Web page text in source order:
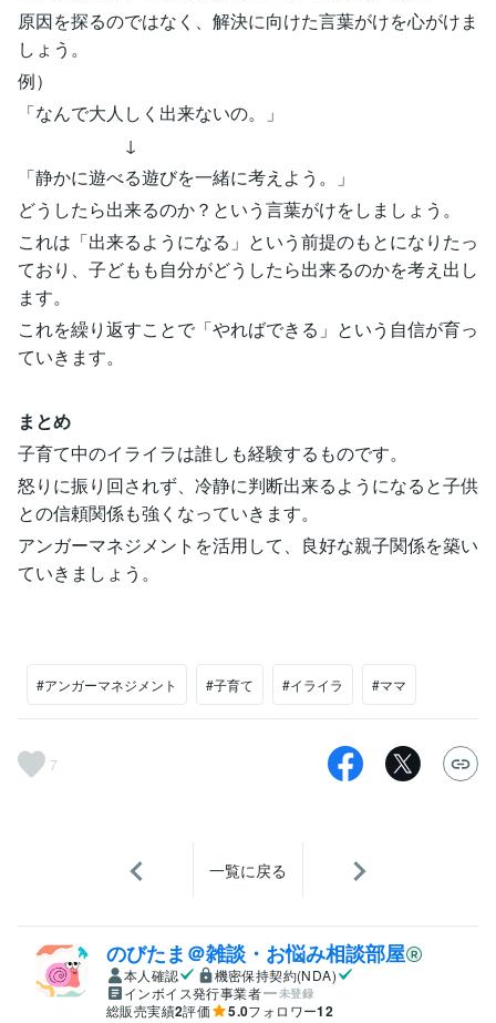
原因を探るのではなく、解決に向けた言葉がけを心がけま
しょう。
例）
「なんで大人しく出来ないの。」
↓
「静かに遊べる遊びを一緒に考えよう。」
どうしたら出来るのか？という言葉がけをしましょう。
これは「出来るようになる」という前提のもとになりたっ
ており、子どもも自分がどうしたら出来るのかを考え出し
ます。
これを繰り返すことで「やればできる」という自信が育っ
ていきます。
まとめ
子育て中のイライラは誰しも経験するものです。
怒りに振り回されず、冷静に判断出来るようになると子供
との信頼関係も強くなっていきます。
アンガーマネジメントを活用して、良好な親子関係を築い
ていきましょう。
#アンガーマネジメント #子育て #イライラ #ママ
7
一覧に戻る
のびたま＠雑談・お悩み相談部屋
本人確認
機密保持契約(NDA)
インボイス発行事業者
未登録
総販売実績2評価 5.0フォロワー12